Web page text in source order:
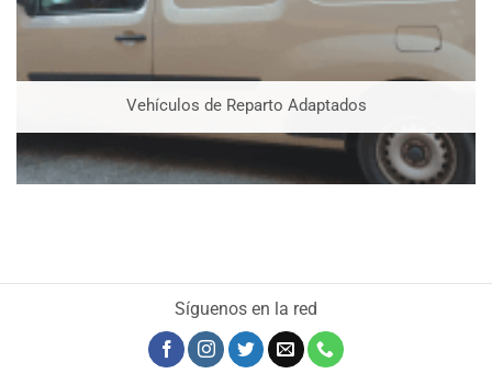
Vehículos de Reparto Adaptados
Síguenos en la red